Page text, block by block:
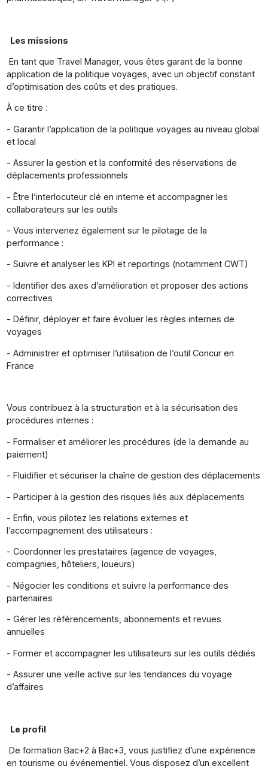
Les missions
En tant que Travel Manager, vous êtes garant de la bonne
application de la politique voyages, avec un objectif constant
d’optimisation des coûts et des pratiques.
À ce titre :
- Garantir l’application de la politique voyages au niveau global
et local
- Assurer la gestion et la conformité des réservations de
déplacements professionnels
- Être l’interlocuteur clé en interne et accompagner les
collaborateurs sur les outils
- Vous intervenez également sur le pilotage de la
performance :
- Suivre et analyser les KPI et reportings (notamment CWT)
- Identifier des axes d’amélioration et proposer des actions
correctives
- Définir, déployer et faire évoluer les règles internes de
voyages
- Administrer et optimiser l’utilisation de l’outil Concur en
France
Vous contribuez à la structuration et à la sécurisation des
procédures internes :
- Formaliser et améliorer les procédures (de la demande au
paiement)
- Fluidifier et sécuriser la chaîne de gestion des déplacements
- Participer à la gestion des risques liés aux déplacements
- Enfin, vous pilotez les relations externes et
l’accompagnement des utilisateurs :
- Coordonner les prestataires (agence de voyages,
compagnies, hôteliers, loueurs)
- Négocier les conditions et suivre la performance des
partenaires
- Gérer les référencements, abonnements et revues
annuelles
- Former et accompagner les utilisateurs sur les outils dédiés
- Assurer une veille active sur les tendances du voyage
d’affaires
Le profil
De formation Bac+2 à Bac+3, vous justifiez d’une expérience
en tourisme ou événementiel. Vous disposez d’un excellent